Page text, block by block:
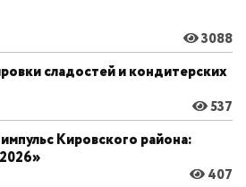
3088
сладостей и кондитерских
537
Кировского района:
407